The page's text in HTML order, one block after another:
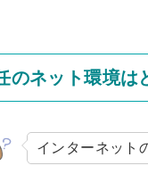
のネット環境は
インターネット